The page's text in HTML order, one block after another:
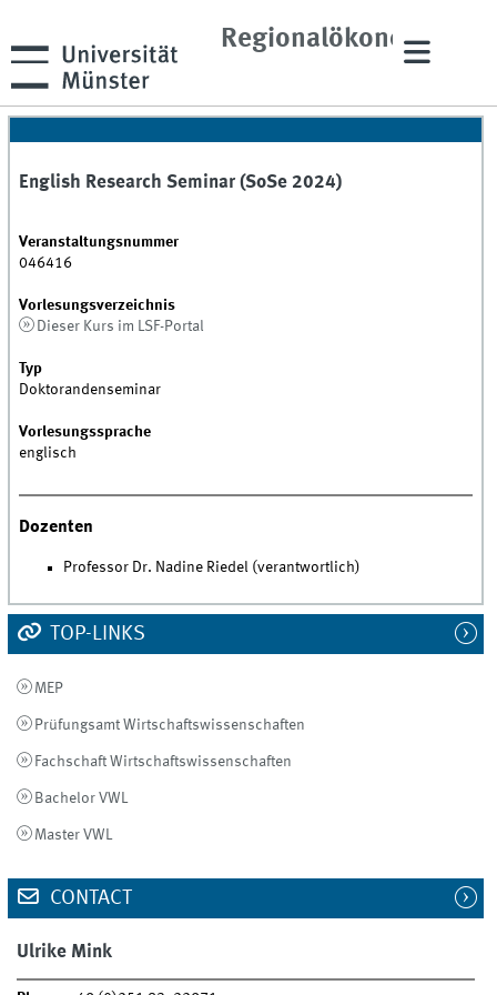
Regionalökonomik
English Research Seminar (SoSe 2024)
Veranstaltungsnummer
046416
Vorlesungsverzeichnis
Dieser Kurs im LSF-Portal
Typ
Doktorandenseminar
Vorlesungssprache
englisch
Dozenten
Professor Dr. Nadine Riedel (verantwortlich)
TOP-LINKS
MEP
Prüfungsamt Wirtschaftswissenschaften
Fachschaft Wirtschaftswissenschaften
Bachelor VWL
Master VWL
CONTACT
Ulrike Mink